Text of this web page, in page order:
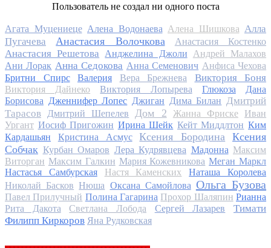
Пользователь не создал ни одного поста
Агата Муцениеце Алена Водонаева Алена Шишкова Алла
Пугачева
Анастасия Волочкова Анастасия Костенко
Анастасия Решетова Анджелина Джоли
Андрей Малахов
Ани Лорак Анна Седокова Анна Семенович Анфиса Чехова
Бритни Спирс
Валерия Вера Брежнева Виктория Боня
Виктория Дайнеко Виктория Лопырева Глюкоза
Дана
Борисова Дженнифер Лопес Джиган Дима Билан Дмитрий
Тарасов
Дмитрий Шепелев Дом 2 Жанна Фриске
Иван
Ургант Иосиф Пригожин Ирина Шейк Кейт Миддлтон Ким
Кардашьян
Кристина Асмус Ксения Бородина
Ксения
Собчак Курбан Омаров Лера Кудрявцева Мадонна Максим
Виторган Максим Галкин Мария Кожевникова Меган Маркл
Настасья Самбурская
Настя Каменских
Наташа Королева
Николай Басков Нюша Оксана Самойлова Ольга Бузова
Павел Прилучный Полина Гагарина Прохор Шаляпин Рианна
Рита Дакота
Светлана Лобода Сергей Лазарев
Тимати
Филипп Киркоров Яна Рудковская